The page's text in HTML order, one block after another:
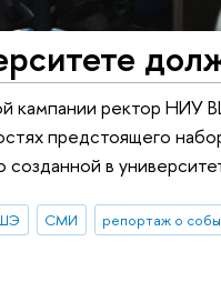
кампании ректор
предстоящего
созданной в
СМИ репортаж о